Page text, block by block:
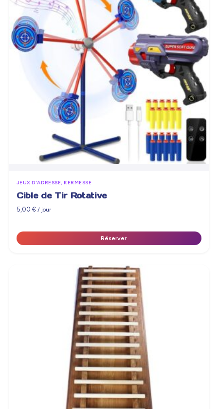
JEUX D'ADRESSE, KERMESSE
Cible de Tir Rotative
5,00€ / jour
Réserver